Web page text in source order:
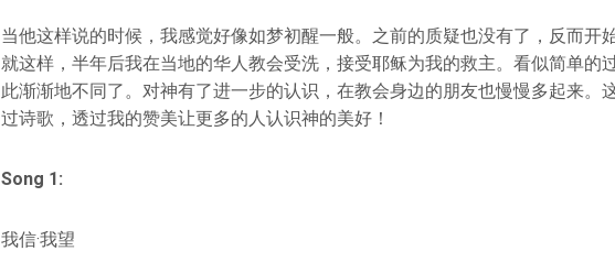
当他这样说的时候，我感觉好像如梦初醒一般。之前的质疑也没有了，反而开
就这样，半年后我在当地的华人教会受洗，接受耶稣为我的救主。看似简单的
此渐渐地不同了。对神有了进一步的认识，在教会身边的朋友也慢慢多起来。
过诗歌，透过我的赞美让更多的人认识神的美好！
Song 1:
我信·我望